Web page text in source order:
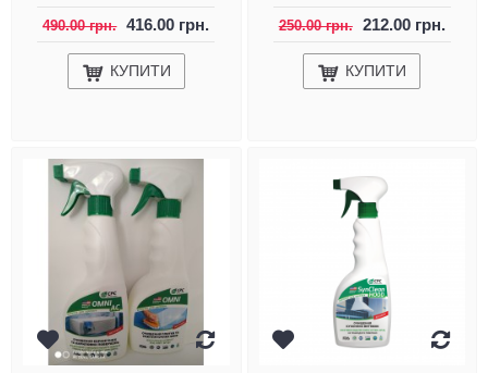
490.00 грн. 416.00 грн.
КУПИТИ
250.00 грн. 212.00 грн.
КУПИТИ